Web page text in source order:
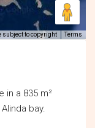
subject to copyright Terms
in a 835 m²
bay.